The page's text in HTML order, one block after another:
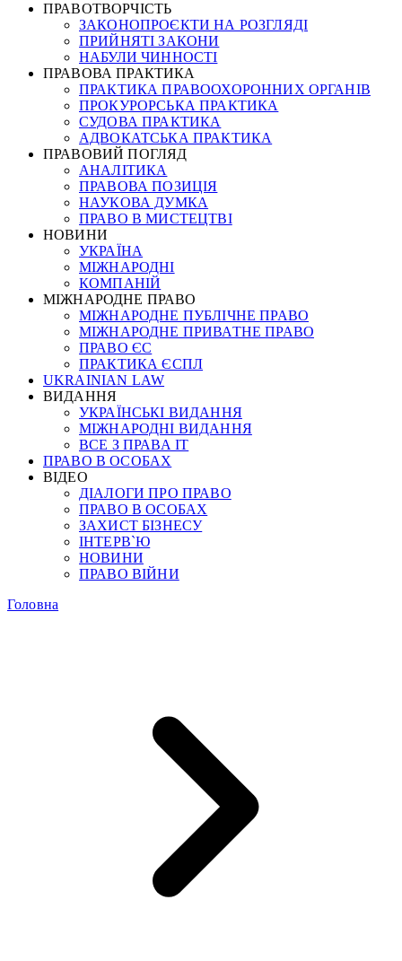
ПРАВОТВОРЧІСТЬ
ЗАКОНОПРОЄКТИ НА РОЗГЛЯДІ
ПРИЙНЯТІ ЗАКОНИ
НАБУЛИ ЧИННОСТІ
ПРАВОВА ПРАКТИКА
ПРАКТИКА ПРАВООХОРОННИХ ОРГАНІВ
ПРОКУРОРСЬКА ПРАКТИКА
СУДОВА ПРАКТИКА
АДВОКАТСЬКА ПРАКТИКА
ПРАВОВИЙ ПОГЛЯД
АНАЛІТИКА
ПРАВОВА ПОЗИЦІЯ
НАУКОВА ДУМКА
ПРАВО В МИСТЕЦТВІ
НОВИНИ
УКРАЇНА
МІЖНАРОДНІ
КОМПАНІЙ
МІЖНАРОДНЕ ПРАВО
МІЖНАРОДНЕ ПУБЛІЧНЕ ПРАВО
МІЖНАРОДНЕ ПРИВАТНЕ ПРАВО
ПРАВО ЄС
ПРАКТИКА ЄСПЛ
UKRAINIAN LAW
ВИДАННЯ
УКРАЇНСЬКІ ВИДАННЯ
МІЖНАРОДНІ ВИДАННЯ
ВСЕ З ПРАВА ІТ
ПРАВО В ОСОБАХ
ВІДЕО
ДІАЛОГИ ПРО ПРАВО
ПРАВО В ОСОБАХ
ЗАХИСТ БІЗНЕСУ
ІНТЕРВ`Ю
НОВИНИ
ПРАВО ВІЙНИ
Головна